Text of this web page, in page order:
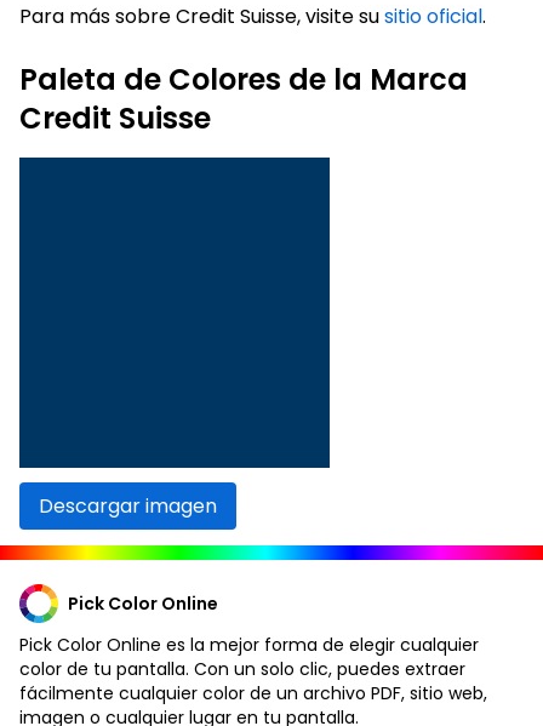
Para más sobre Credit Suisse, visite susitio oficial.
Paleta de Colores de la Marca
Credit Suisse
Descargar imagen
Pick Color Online
Pick Color Online es la mejor forma de elegir cualquier
color de tu pantalla. Con un solo clic, puedes extraer
fácilmente cualquier color de un archivo PDF, sitio web,
imagen o cualquier lugar en tu pantalla.